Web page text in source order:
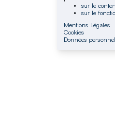
sur le
sur le
Mentions Légales
Cookies
Données